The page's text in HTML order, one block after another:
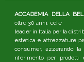
ACCADEMIA DELLA
oltre 30 anni, ed è
leader in Italia per la
estetica e attrezzature
consumer, azzerando
riferimento per prodotti